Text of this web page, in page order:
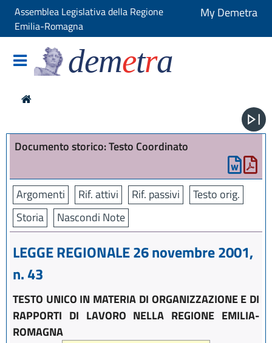
Assemblea Legislativa della Regione
Emilia-Romagna
My Demetra
demetra
Documento storico: Testo Coordinato
Argomenti Rif. attivi Rif. passivi
Testo orig.
Storia
Nascondi Note
LEGGE REGIONALE 26 novembre 2001,
n. 43
TESTO UNICO IN MATERIA DI ORGANIZZAZIONE E DI
RAPPORTI DI LAVORO NELLA REGIONE EMILIA-
ROMAGNA